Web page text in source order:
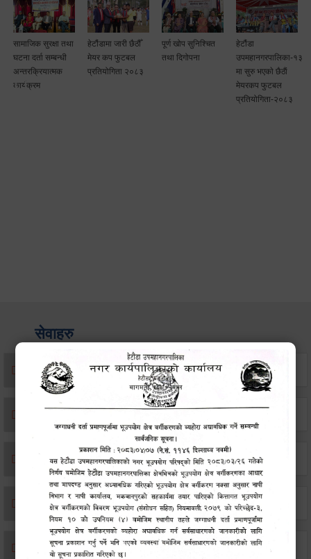
सामाजिक सुरक्षा तथा
घटना दर्ता सम्बन्धी
अन्तरक्रियात्मक
कार्यक्रम
हेटौंडामा जारी छैठौँ
मेयर कप फुटबल
प्रतियोगिता २०८३
पूर्ण खोप सुनिश्चित
तथा दिगोपना
हेटौंडा
उपमहानगरपालिका-१३
मा सुरु भएकाे छैठाैं
मेयरकप फुटबल
प्रतियोगिता-२०८३
सेवाहरु
संस्था दर्ता सिफारिस
विवाह दर्ता
सम्बन्ध विच्छेद दर्ता
बसाइ-सराई जाने/आउने दर्ता